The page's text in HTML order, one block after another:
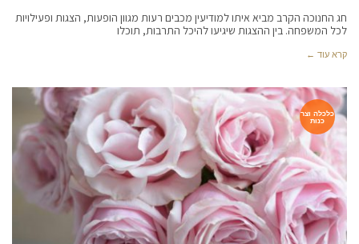
חג החנוכה הקרב מביא איתו למודיעין מכבים רעות מגוון הופעות, הצגות ופעילויות
לכל המשפחה. בין ההצגות שיגיעו להיכל התרבות, תוכלו
קרא עוד ←
כלכלה וצר
כנות